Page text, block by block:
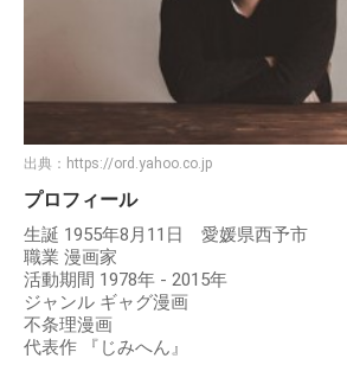
出典： https://ord.yahoo.co.jp
プロフィール
生誕 1955年8月11日 愛媛県西予市
職業 漫画家
活動期間 1978年 - 2015年
ジャンル ギャグ漫画
不条理漫画
代表作 『じみへん』